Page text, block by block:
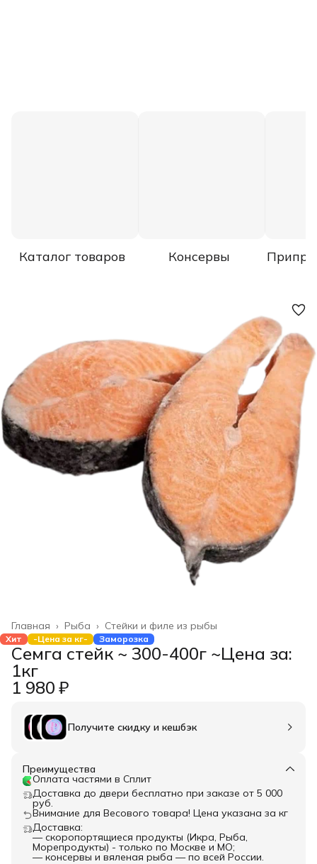
Каталог товаров Консервы
Стейки и филе из рыбы
Рыба ›
Главная ›
Хит -Цена за кг- Заморозка
Семга стейк ~ 300-400г ~Цена за:
1кг
1 980 ₽
Получите скидку и кешбэк
Преимущества
Оплата частями в Сплит
Доставка до двери бесплатно при заказе от 5 000
руб.
Внимание для Весового товара! Цена указана за кг
Доставка:
— скоропортящиеся продукты (Икра, Рыба,
Морепродукты) - только по Москве и МО;
— консервы и вяленая рыба — по всей России.